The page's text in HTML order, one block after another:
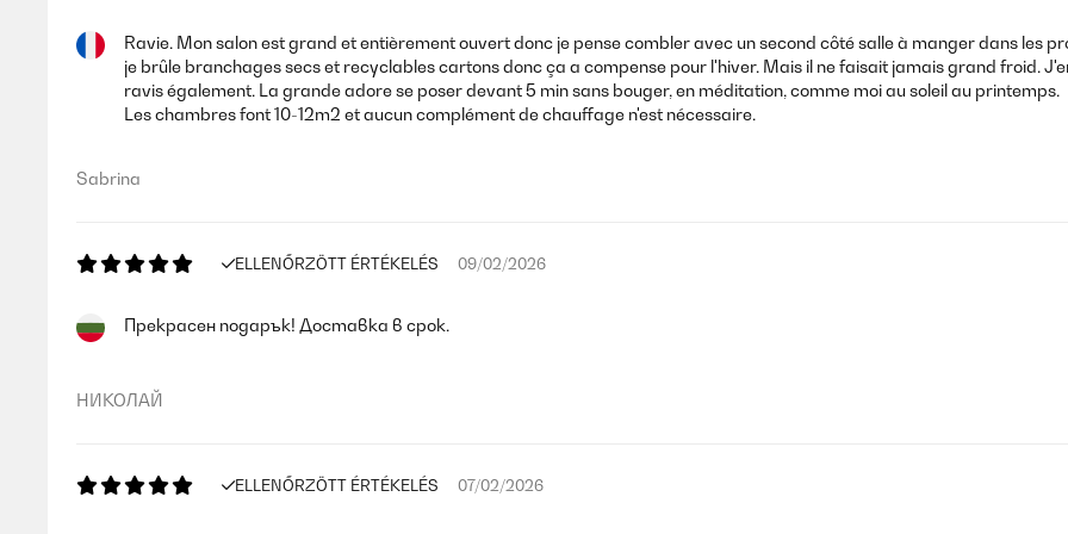
Ravie. Mon salon est grand et entièrement ouvert donc je pense combler avec un second côté salle à manger dans les
je brûle branchages secs et recyclables cartons donc ça a compense pour l'hiver. Mais il ne faisait jamais grand froid.
ravis également. La grande adore se poser devant 5 min sans bouger, en méditation, comme moi au soleil au printemps.
Les chambres font 10-12m2 et aucun complément de chauffage n'est nécessaire.
Sabrina
ELLENŐRZÖTT ÉRTÉKELÉS 09/02/2026
Прекрасен подарък! Доставка в срок.
НИКОЛАЙ
ELLENŐRZÖTT ÉRTÉKELÉS 07/02/2026